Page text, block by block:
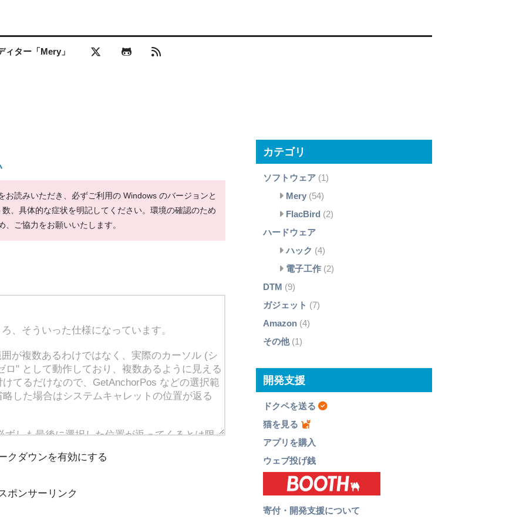
ィター「Mery」
お読みいただき、必ずご利用の Windows のバージョンと
、具体的な症状を明記してください。環境の確認のため
ご協力をお願いいたします。
クダウンを有効にする
ポンサーリンク
カテゴリ
ソフトウェア(1)
Mery (54)
FlacBird (2)
ハードウェア
ハック (4)
電子工作 (2)
DTM (9)
ガジェット (7)
Amazon(4)
その他(1)
開発支援
ドクペを送る
猫を見る
アプリを購入
ウェブ投げ銭
寄付・開発支援について